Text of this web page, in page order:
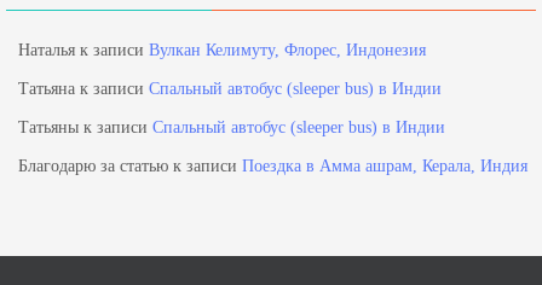
Наталья к записи Вулкан Келимуту, Флорес, Индонезия
Татьяна к записи Спальный автобус (sleeper bus) в Индии
Татьяны к записи Спальный автобус (sleeper bus) в Индии
Благодарю за статью к записи Поездка в Амма ашрам, Керала, Индия